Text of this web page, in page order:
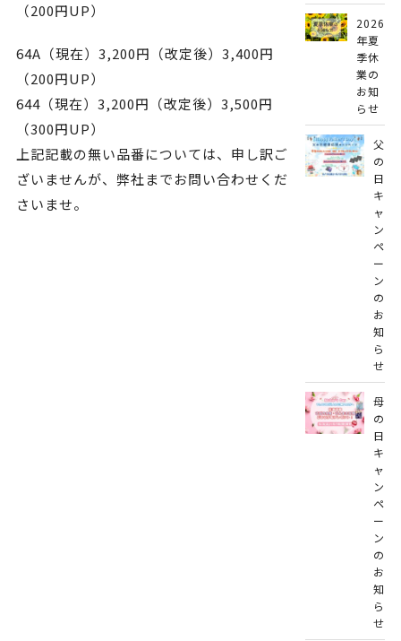
（200円UP）
64A（現在）3,200円（改定後）3,400円
（200円UP）
644（現在）3,200円（改定後）3,500円
（300円UP）
上記記載の無い品番については、申し訳ご
ざいませんが、弊社までお問い合わせくだ
さいませ。
2026
年夏
季休
業の
お知
らせ
父
の
日
キ
ャ
ン
ペ
ー
ン
の
お
知
ら
せ
母
の
日
キ
ャ
ン
ペ
ー
ン
の
お
知
ら
せ